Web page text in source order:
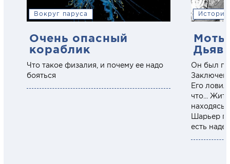
Вокруг паруса
Очень опасный
кораблик
Что такое физалия, и почему ее надо
бояться
История
Он был
Его
что...
находясь
Шарьер
есть